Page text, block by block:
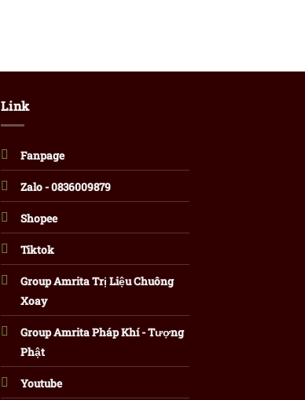
Link
Fanpage
Zalo - 0836009879
Shopee
Tiktok
Group Amrita Trị Liệu Chuông
Xoay
Group Amrita Pháp Khí - Tượng
Phật
Youtube